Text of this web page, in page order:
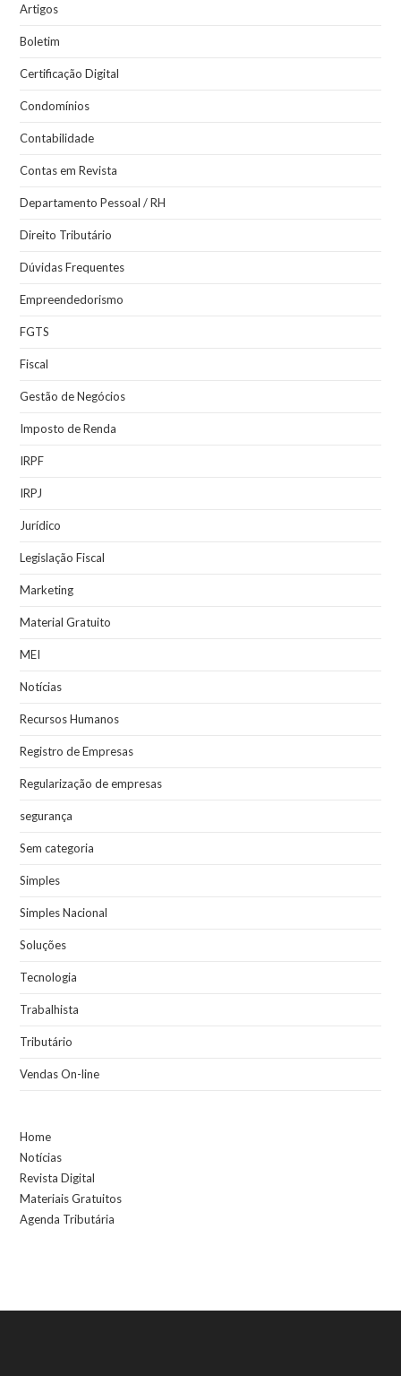
Artigos
Boletim
Certificação Digital
Condomínios
Contabilidade
Contas em Revista
Departamento Pessoal / RH
Direito Tributário
Dúvidas Frequentes
Empreendedorismo
FGTS
Fiscal
Gestão de Negócios
Imposto de Renda
IRPF
IRPJ
Jurídico
Legislação Fiscal
Marketing
Material Gratuito
MEI
Notícias
Recursos Humanos
Registro de Empresas
Regularização de empresas
segurança
Sem categoria
Simples
Simples Nacional
Soluções
Tecnologia
Trabalhista
Tributário
Vendas On-line
Home
Notícias
Revista Digital
Materiais Gratuitos
Agenda Tributária